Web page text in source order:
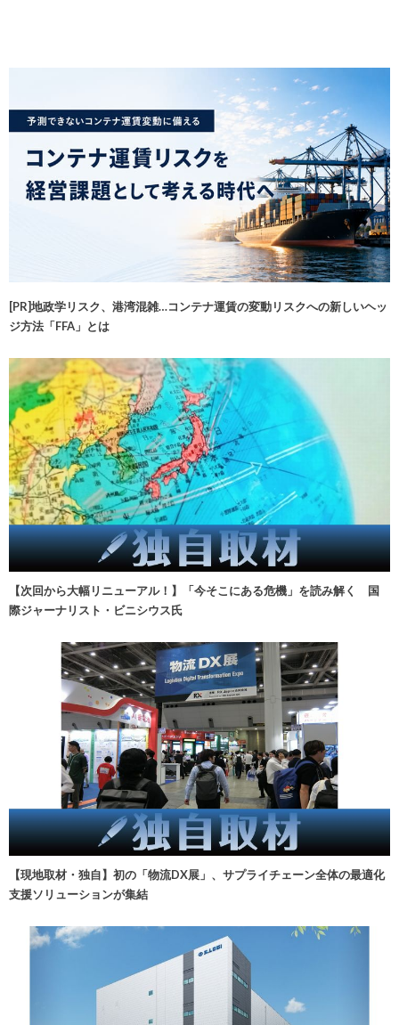
[PR]地政学リスク、港湾混雑…コンテナ運賃の変動リスクへの新しいヘッ
ジ方法「FFA」とは
【次回から大幅リニューアル！】「今そこにある危機」を読み解く 国
際ジャーナリスト・ビニシウス氏
【現地取材・独自】初の「物流DX展」、サプライチェーン全体の最適化
支援ソリューションが集結